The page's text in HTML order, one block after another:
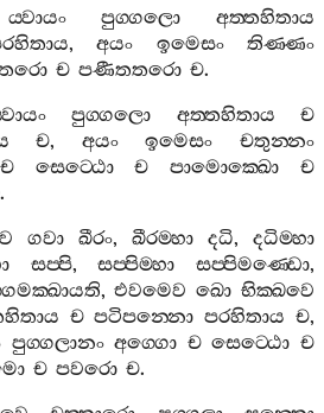
ය‍්වායං පුග‍්ගලො
අත‍්තහිතාය
,අයං ඉමෙසං
තිණ‍්ණං
ච පණීතතරො ච.
පුග‍්ගලො අත‍්තහිතාය
ච
ච, අයං ඉමෙසං
චතුන‍්නං
ච සෙට‍්ඨො ච පාමොක‍්ඛො
ච
.
ගවා ඛීරං, ඛීරම‍්හා දධි, දධිම‍්හා
සප‍්පි,සප‍්පිම‍්හා සප‍්පිමණ‍්ඩො,
,එවමෙව ඛො භික‍්ඛවෙ
ච පටිපන‍්නො පරහිතාය ච,
පුග‍්ගලානං අග‍්ගො ච සෙට‍්ඨො ච
ච පවරො ච.